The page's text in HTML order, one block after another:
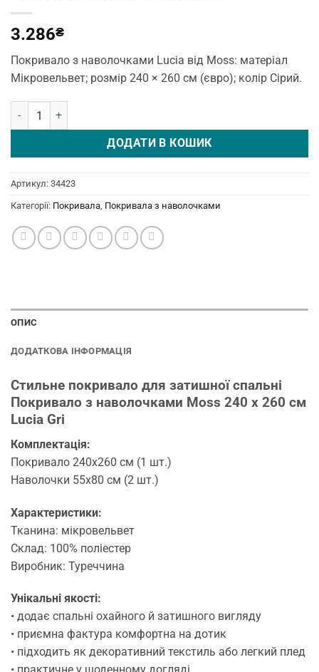
3.286₴
Покривало з наволочками Lucia від Moss: матеріал
Мікровельвет; розмір 240 × 260 см (євро); колір Сірий.
Покривало з наволочками Lucia 240 × 260 см (євро) Сірий від
ДОДАТИ В КОШИК
Артикул: 34423
Категорії: Покривала, Покривала з наволочками
ОПИС
ДОДАТКОВА ІНФОРМАЦІЯ
Стильне покривало для затишної спальні
Покривало з наволочками Moss 240 x 260 см
Lucia Gri
Комплектація:
Покривало 240х260 см (1 шт.)
Наволочки 55х80 см (2 шт.)
Характеристики:
Тканина: мікровельвет
Склад: 100% поліестер
Виробник: Туреччина
Унікальні якості:
• додає спальні охайного й затишного вигляду
• приємна фактура комфортна на дотик
• підходить як декоративний текстиль або легкий плед